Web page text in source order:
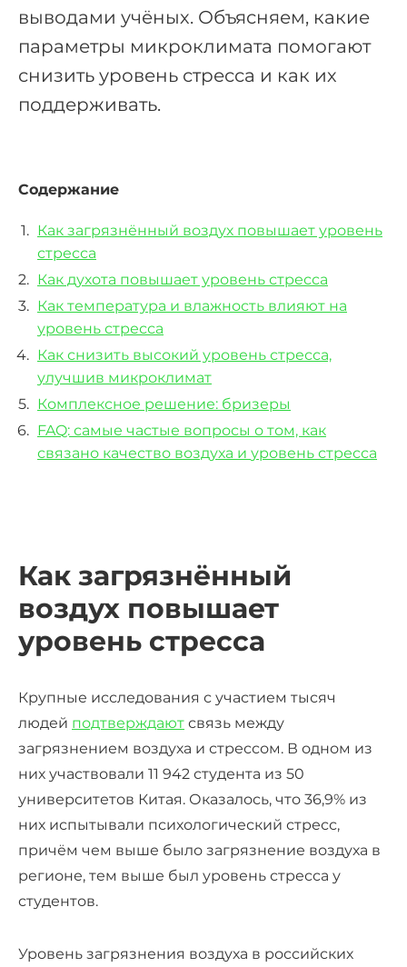
выводами учёных. Объясняем, какие
параметры микроклимата помогают
снизить уровень стресса и как их
поддерживать.
Содержание
Как загрязнённый воздух повышает уровень
стресса
Как духота повышает уровень стресса
Как температура и влажность влияют на
уровень стресса
Как снизить высокий уровень стресса,
улучшив микроклимат
Комплексное решение: бризеры
FAQ: самые частые вопросы о том, как
связано качество воздуха и уровень стресса
Как загрязнённый
воздух повышает
уровень стресса
Крупные исследования с участием тысяч
людей подтверждают связь между
загрязнением воздуха и стрессом. В одном из
них участвовали 11 942 студента из 50
университетов Китая. Оказалось, что 36,9% из
них испытывали психологический стресс,
причём чем выше было загрязнение воздуха в
регионе, тем выше был уровень стресса у
студентов.
Уровень загрязнения воздуха в российских